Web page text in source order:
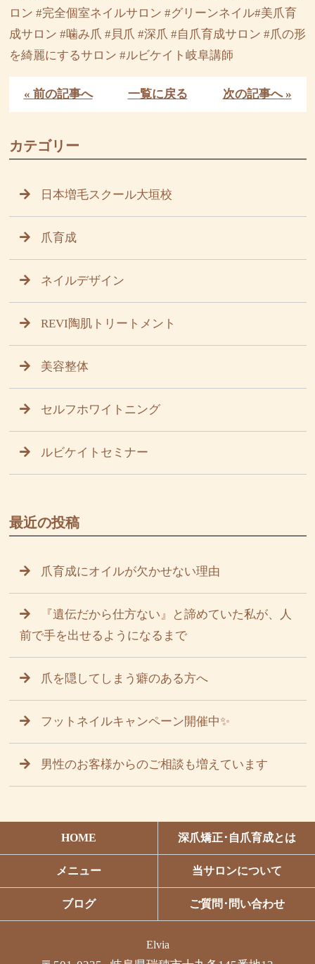
ロン #完全個室ネイルサロン #グリーンネイル#美爪育
成サロン #噛み爪 #貝爪 #深爪 #自爪育成サロン #爪の形
を綺麗にするサロン #ルビケイト岐阜講師
« 前の記事へ 一覧に戻る 次の記事へ »
カテゴリー
日本増毛スクール大垣校
爪育成
ネイルデザイン
REVI陶肌トリートメント
美容整体
セルフホワイトニング
ルビケイトセミナー
最近の投稿
爪育成にオイルが欠かせない理由
『遺伝だから仕方ない』と諦めていた私が、人
前で手を出せるようになるまで
爪を隠してしまう癖のある方へ
フットネイルキャンペーン開催中✨
男性のお客様からのご相談も増えています
HOME 深爪矯正･自爪育成とは
メニュー 当サロンについて
ブログ ご質問･問い合わせ
Elvia